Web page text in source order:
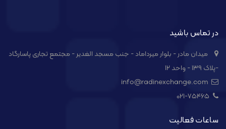
در تماس باشید
میدان مادر - بلوار میرداماد - جنب مسجد الغدیر - مجتمع تجاری پاسارگاد
-پلاک ۱۳۹ - واحد ۱۲
021-۷۵۴۶۵
ساعات فعالیت